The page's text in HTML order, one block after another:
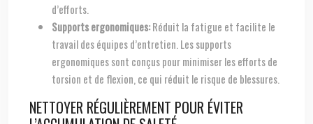
d’efforts.
Supports ergonomiques:Réduit la fatigue et facilite le
travail des équipes d’entretien. Les supports
ergonomiques sont conçus pour minimiser les efforts de
torsion et de flexion, ce qui réduit le risque de blessures.
NETTOYER RÉGULIÈREMENT POUR ÉVITER